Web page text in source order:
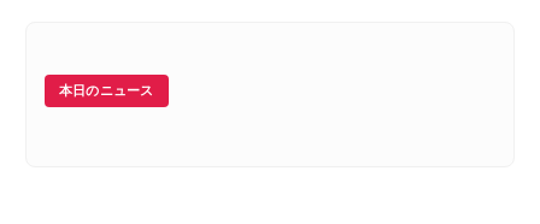
本日のニュース